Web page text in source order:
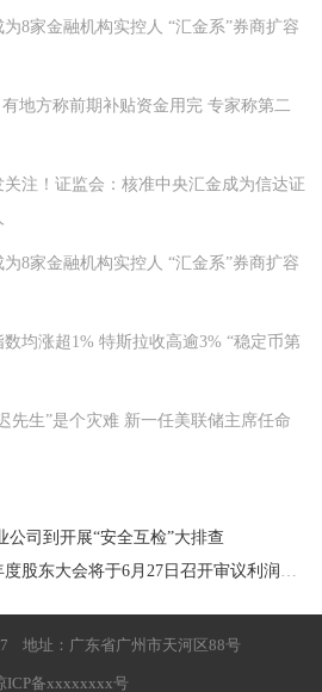
家金融机构实控人 “汇金系”券商扩容
方称前期补贴资金用完 专家称第二
！证监会：核准中央汇金成为信达证
家金融机构实控人 “汇金系”券商扩容
涨超1% 特斯拉收高逾3% “稳定币第
生”是个灾难 新一任美联储主席任命
公司到开展“安全互检”大排查
地址：广东省广州市天河区88号
ICP备xxxxxxxx号